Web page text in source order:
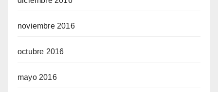
noviembre 2016
octubre 2016
mayo 2016